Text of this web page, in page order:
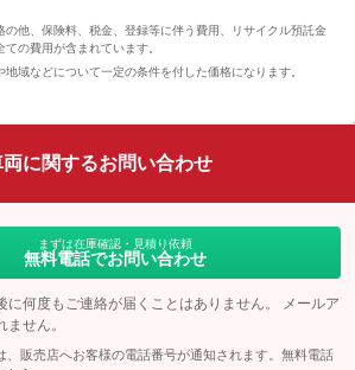
の他、保険料、税金、登録等に伴う費用、リサイクル預託金
の費用が含まれています。
域などについて一定の条件を付した価格になります。
両に関するお問い合わせ
まずは在庫確認・見積り依頼
無料電話でお問い合わせ
に何度もご連絡が届くことはありません。 メールア
せん。
販売店へお客様の電話番号が通知されます。無料電話